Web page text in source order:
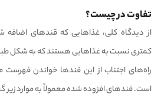
تفاوت در چیست؟
از دیدگاه کلی، غذاهایی که قندهای اضافه
کمتری نسبت به غذاهایی هستند که به شکل
راه‌های اجتناب از این قندها خواندن
است. قندهای افزوده شده معمولاً به موارد